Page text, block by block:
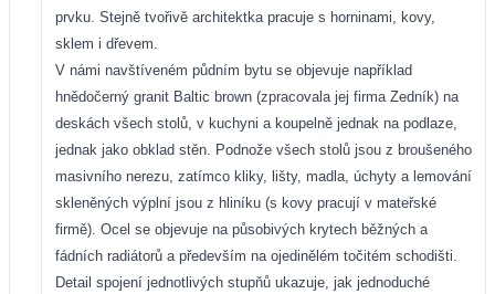
prvku. Stejně tvořivě architektka pracuje s horninami, kovy,
sklem i dřevem.
V námi navštíveném půdním bytu se objevuje například
hnědočerný granit Baltic brown (zpracovala jej firma Zedník) na
deskách všech stolů, v kuchyni a koupelně jednak na podlaze,
jednak jako obklad stěn. Podnože všech stolů jsou z broušeného
masivního nerezu, zatímco kliky, lišty, madla, úchyty a lemování
skleněných výplní jsou z hliníku (s kovy pracují v mateřské
firmě). Ocel se objevuje na působivých krytech běžných a
fádních radiátorů a především na ojedinělém točitém schodišti.
Detail spojení jednotlivých stupňů ukazuje, jak jednoduché